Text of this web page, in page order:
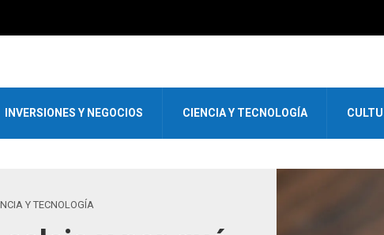
INVERSIONES Y NEGOCIOS CIENCIA Y TECNOLOGÍA
Y TECNOLOGÍA